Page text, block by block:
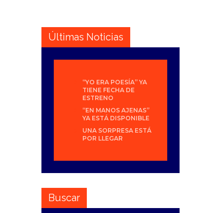
Últimas Noticias
“YO ERA POESÍA” YA
TIENE FECHA DE
ESTRENO
“EN MANOS AJENAS”
YA ESTÁ DISPONIBLE
UNA SORPRESA ESTÁ
POR LLEGAR
Buscar